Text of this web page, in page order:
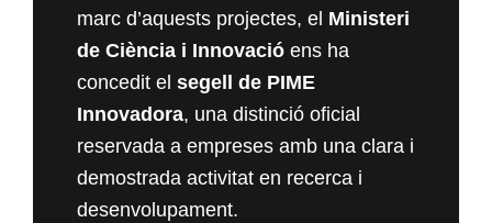
marc d’aquests projectes, el Ministeri
de Ciència i Innovació ens ha
concedit el segell de PIME
Innovadora, una distinció oficial
reservada a empreses amb una clara i
demostrada activitat en recerca i
desenvolupament.